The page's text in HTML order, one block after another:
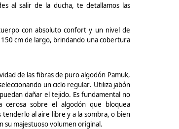
al salir de la ducha, te detallamos las
con absoluto confort y un nivel de
cm de largo, brindando una cobertura
de las fibras de puro algodón Pamuk,
un ciclo regular. Utiliza jabón
dañar el tejido. Es fundamental no
cerosa sobre el algodón que bloquea
tenderlo al aire libre y a la sombra, o bien
su majestuoso volumen original.